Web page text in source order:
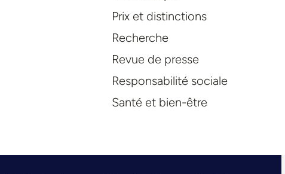
Prix et distinctions
Recherche
Revue de presse
Responsabilité sociale
Santé et bien-être